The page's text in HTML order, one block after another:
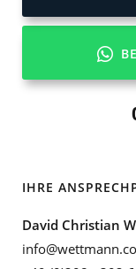
IHRE
David Christian